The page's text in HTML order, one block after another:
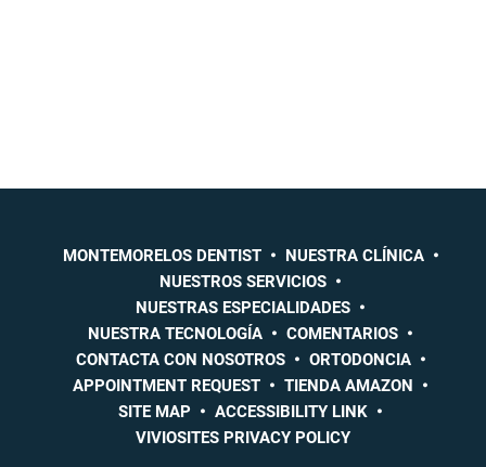
MONTEMORELOS DENTIST
NUESTRA CLÍNICA
NUESTROS SERVICIOS
NUESTRAS ESPECIALIDADES
NUESTRA TECNOLOGÍA
COMENTARIOS
CONTACTA CON NOSOTROS
ORTODONCIA
APPOINTMENT REQUEST
TIENDA AMAZON
SITE MAP
ACCESSIBILITY LINK
VIVIOSITES PRIVACY POLICY